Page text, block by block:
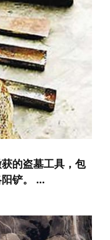
的盗墓工具，包
铲。 ...